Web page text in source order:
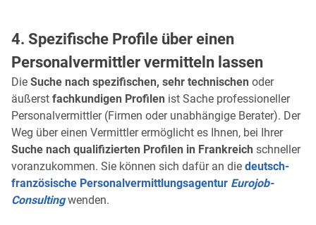
4. Spezifische Profile über einen
Personalvermittler vermitteln lassen
Die Suche nach spezifischen, sehr technischen oder
äußerst fachkundigen Profilen ist Sache professioneller
Personalvermittler (Firmen oder unabhängige Berater). Der
Weg über einen Vermittler ermöglicht es Ihnen, bei Ihrer
Suche nach qualifizierten Profilen in Frankreich schneller
voranzukommen. Sie können sich dafür an die deutsch-
französische Personalvermittlungsagentur Eurojob-
Consultingwenden.